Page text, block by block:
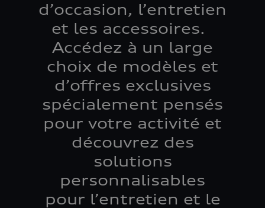
d’occasion, l’entretien
et les accessoires.
Accédez à un large
choix de modèles et
d’offres exclusives
spécialement pensés
pour votre activité et
découvrez des
solutions
personnalisables
pour l’entretien et le